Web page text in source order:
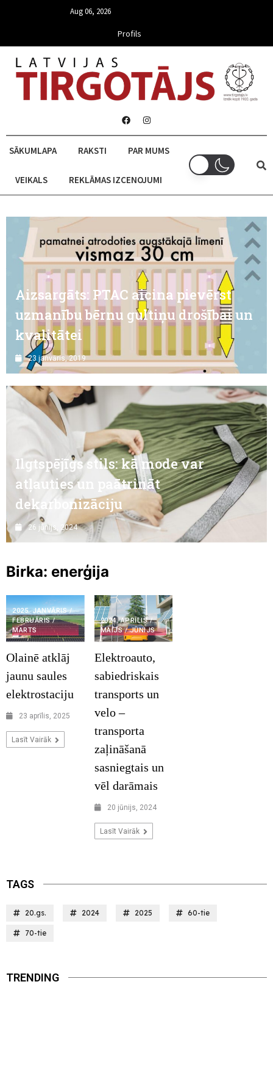
Aug 06, 2026
Profils
SĀKUMLAPA RAKSTI PAR MUMS
VEIKALS REKLĀMAS IZCENOJUMI
Aizsargāts: PTAC aicina pievērst
uzmanību bērnu gultiņu drošībai un
kvalitātei
23 janvāris, 2019
Ilgtspējīgs stils: kā mode var
atļauties un paātrināt
dekarbonizāciju
26 jūnijs, 2024
Birka: enerģija
2025. JANVĀRIS /
FEBRUĀRIS /
MARTS
Olainē atklāj
jaunu saules
elektrostaciju
23 aprīlis, 2025
Lasīt Vairāk
2024. APRĪLIS /
MAIJS / JŪNIJS
Elektroauto,
sabiedriskais
transports un
velo –
transporta
zaļināšanā
sasniegtais un
vēl darāmais
20 jūnijs, 2024
Lasīt Vairāk
TAGS
20.gs. 2024 2025 60-tie
70-tie
TRENDING